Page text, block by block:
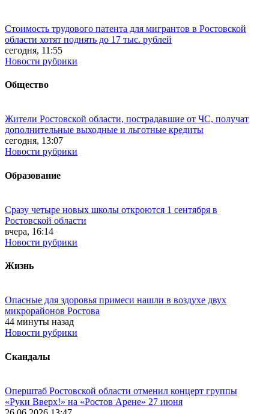
Стоимость трудового патента для мигрантов в Ростовской
области хотят поднять до 17 тыс. рублей
сегодня, 11:55
Новости рубрики
Общество
Жители Ростовской области, пострадавшие от ЧС, получат
дополнительные выходные и льготные кредиты
сегодня, 13:07
Новости рубрики
Образование
Сразу четыре новых школы откроются 1 сентября в
Ростовской области
вчера, 16:14
Новости рубрики
Жизнь
Опасные для здоровья примеси нашли в воздухе двух
микрорайонов Ростова
44 минуты назад
Новости рубрики
Скандалы
Оперштаб Ростовской области отменил концерт группы
«Руки Вверх!» на «Ростов Арене» 27 июня